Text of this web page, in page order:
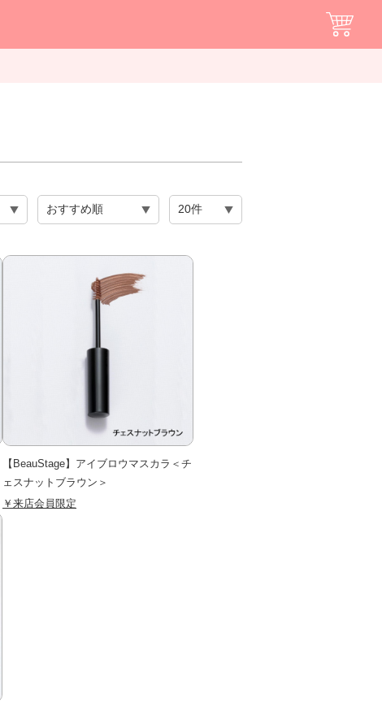
【BeauStage】アイブロウマスカラ＜チ
ェスナットブラウン＞
￥来店会員限定